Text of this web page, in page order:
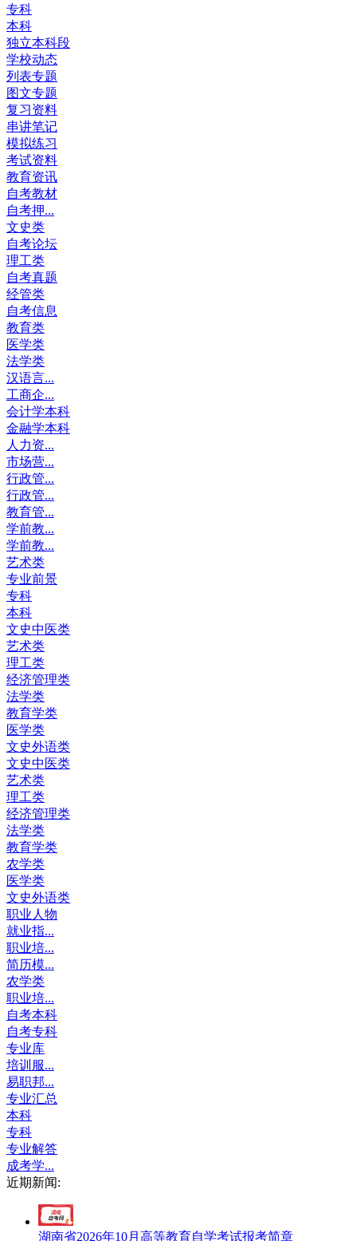
专科
本科
独立本科段
学校动态
列表专题
图文专题
复习资料
串讲笔记
模拟练习
考试资料
教育资讯
自考教材
自考押...
文史类
自考论坛
理工类
自考真题
经管类
自考信息
教育类
医学类
法学类
汉语言...
工商企...
会计学本科
金融学本科
人力资...
市场营...
行政管...
行政管...
教育管...
学前教...
学前教...
艺术类
专业前景
专科
本科
文史中医类
艺术类
理工类
经济管理类
法学类
教育学类
医学类
文史外语类
文史中医类
艺术类
理工类
经济管理类
法学类
教育学类
农学类
医学类
文史外语类
职业人物
就业指...
职业培...
简历模...
农学类
职业培...
自考本科
自考专科
专业库
培训服...
易职邦...
专业汇总
本科
专科
专业解答
成考学...
近期新闻:
湖南省2026年10月高等教育自学考试报考简章